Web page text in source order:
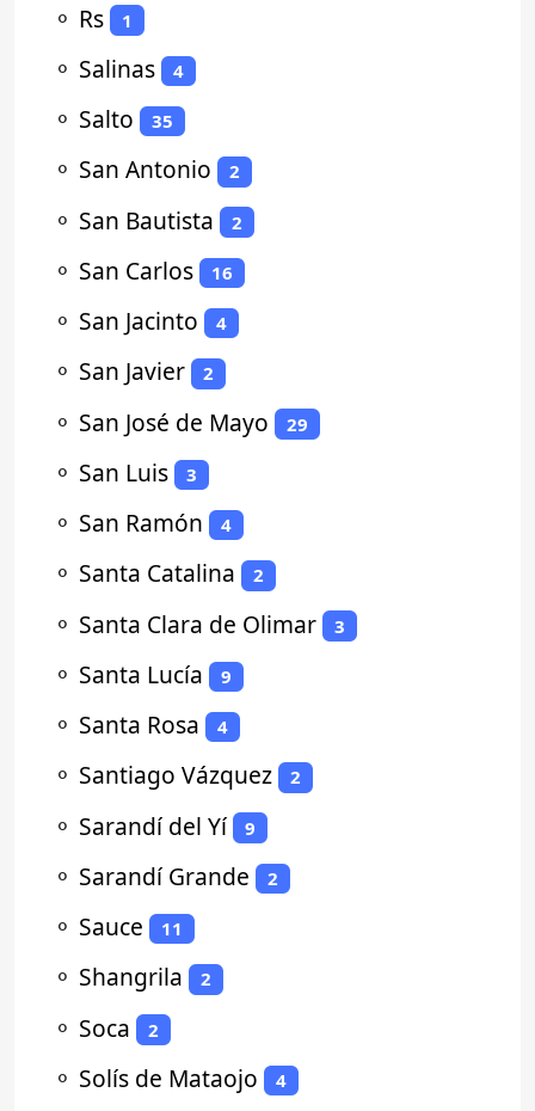
⚬ Rs 1
⚬ Salinas 4
⚬ Salto 35
⚬ San Antonio 2
⚬ San Bautista 2
⚬ San Carlos 16
⚬ San Jacinto 4
⚬ San Javier 2
⚬ San José de Mayo 29
⚬ San Luis 3
⚬ San Ramón 4
⚬ Santa Catalina 2
⚬ Santa Clara de Olimar 3
⚬ Santa Lucía 9
⚬ Santa Rosa 4
⚬ Santiago Vázquez 2
⚬ Sarandí del Yí 9
⚬ Sarandí Grande 2
⚬ Sauce 11
⚬ Shangrila 2
⚬ Soca 2
⚬ Solís de Mataojo 4